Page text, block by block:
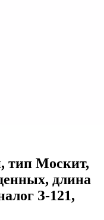
тип Москит,
длина
З-121,